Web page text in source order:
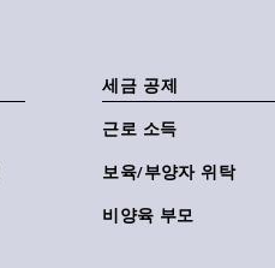
세금 공제
근로 소득
보육/부양자 위탁
비양육 부모